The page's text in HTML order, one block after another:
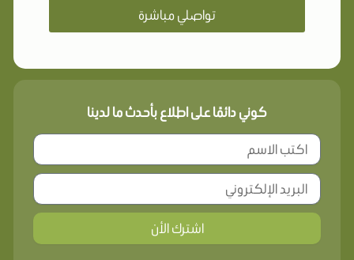
تواصلي مباشرة
كوني دائمًا على اطلاع بأحدث ما لدينا
اشترك الأن